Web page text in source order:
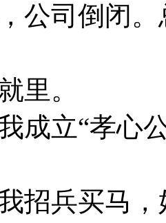
司倒闭。
。
立“孝心公
兵买马，